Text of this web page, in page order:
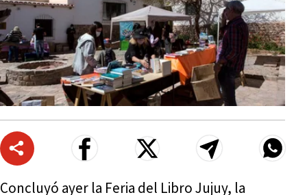
Concluyó ayer la Feria del Libro Jujuy, la